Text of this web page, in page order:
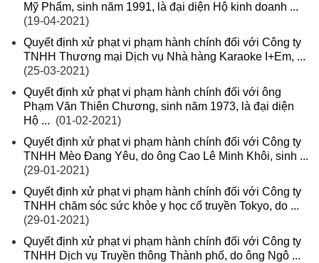
Mỹ Phẩm, sinh năm 1991, là đại diện Hộ kinh doanh ...
(19-04-2021)
Quyết định xử phạt vi phạm hành chính đối với Công ty
TNHH Thương mại Dịch vụ Nhà hàng Karaoke I+Em, ...
(25-03-2021)
Quyết định xử phạt vi phạm hành chính đối với ông
Phạm Văn Thiên Chương, sinh năm 1973, là đại diện
Hộ ... (01-02-2021)
Quyết định xử phạt vi phạm hành chính đối với Công ty
TNHH Mèo Đang Yêu, do ông Cao Lê Minh Khôi, sinh ...
(29-01-2021)
Quyết định xử phạt vi phạm hành chính đối với Công ty
TNHH chăm sóc sức khỏe y học cổ truyền Tokyo, do ...
(29-01-2021)
Quyết định xử phạt vi phạm hành chính đối với Công ty
TNHH Dịch vụ Truyền thông Thành phố, do ông Ngô ...